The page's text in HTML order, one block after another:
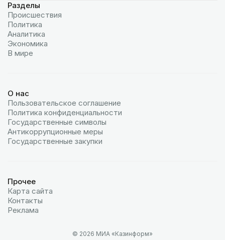
Разделы
Происшествия
Политика
Аналитика
Экономика
В мире
О нас
Пользовательское соглашение
Политика конфиденциальности
Государственные символы
Антикоррупционные меры
Государственные закупки
Прочее
Карта сайта
Контакты
Реклама
© 2026 МИА «Казинформ»